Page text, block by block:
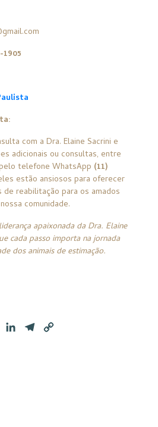
1905
com a Dra. Elaine Sacrini e
adicionais ou consultas, entre
telefone WhatsApp (11)
estão ansiosos para oferecer
de reabilitação para os amados
comunidade.
apaixonada da Dra. Elaine
cada passo importa na jornada
dos animais de estimação.
PinterestLinkedInTelegram